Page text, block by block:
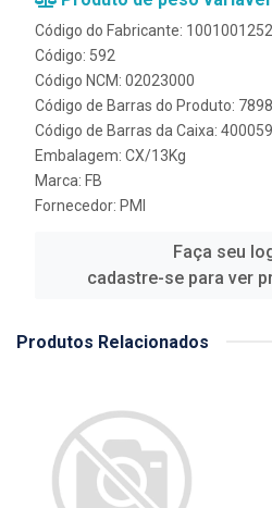
Código do Fabricante:
Código: 592
Código NCM: 02023000
Código de Barras do Produto:
Código de Barras da Caixa:
Embalagem: CX/13Kg
Marca: FB
Fornecedor: PMI
Faça seu
cadastre-se para ver
Produtos Relacionados